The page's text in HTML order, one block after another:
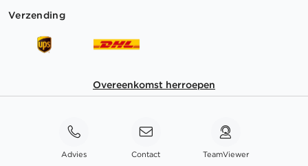
Verzending
Overeenkomst herroepen
Advies Contact TeamViewer